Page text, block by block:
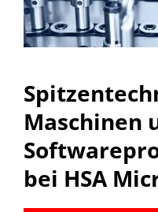
Maschinen
bei HSA